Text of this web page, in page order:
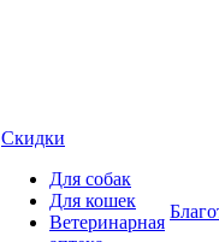
Скидки
Для собак
Для кошек
Ветеринарная